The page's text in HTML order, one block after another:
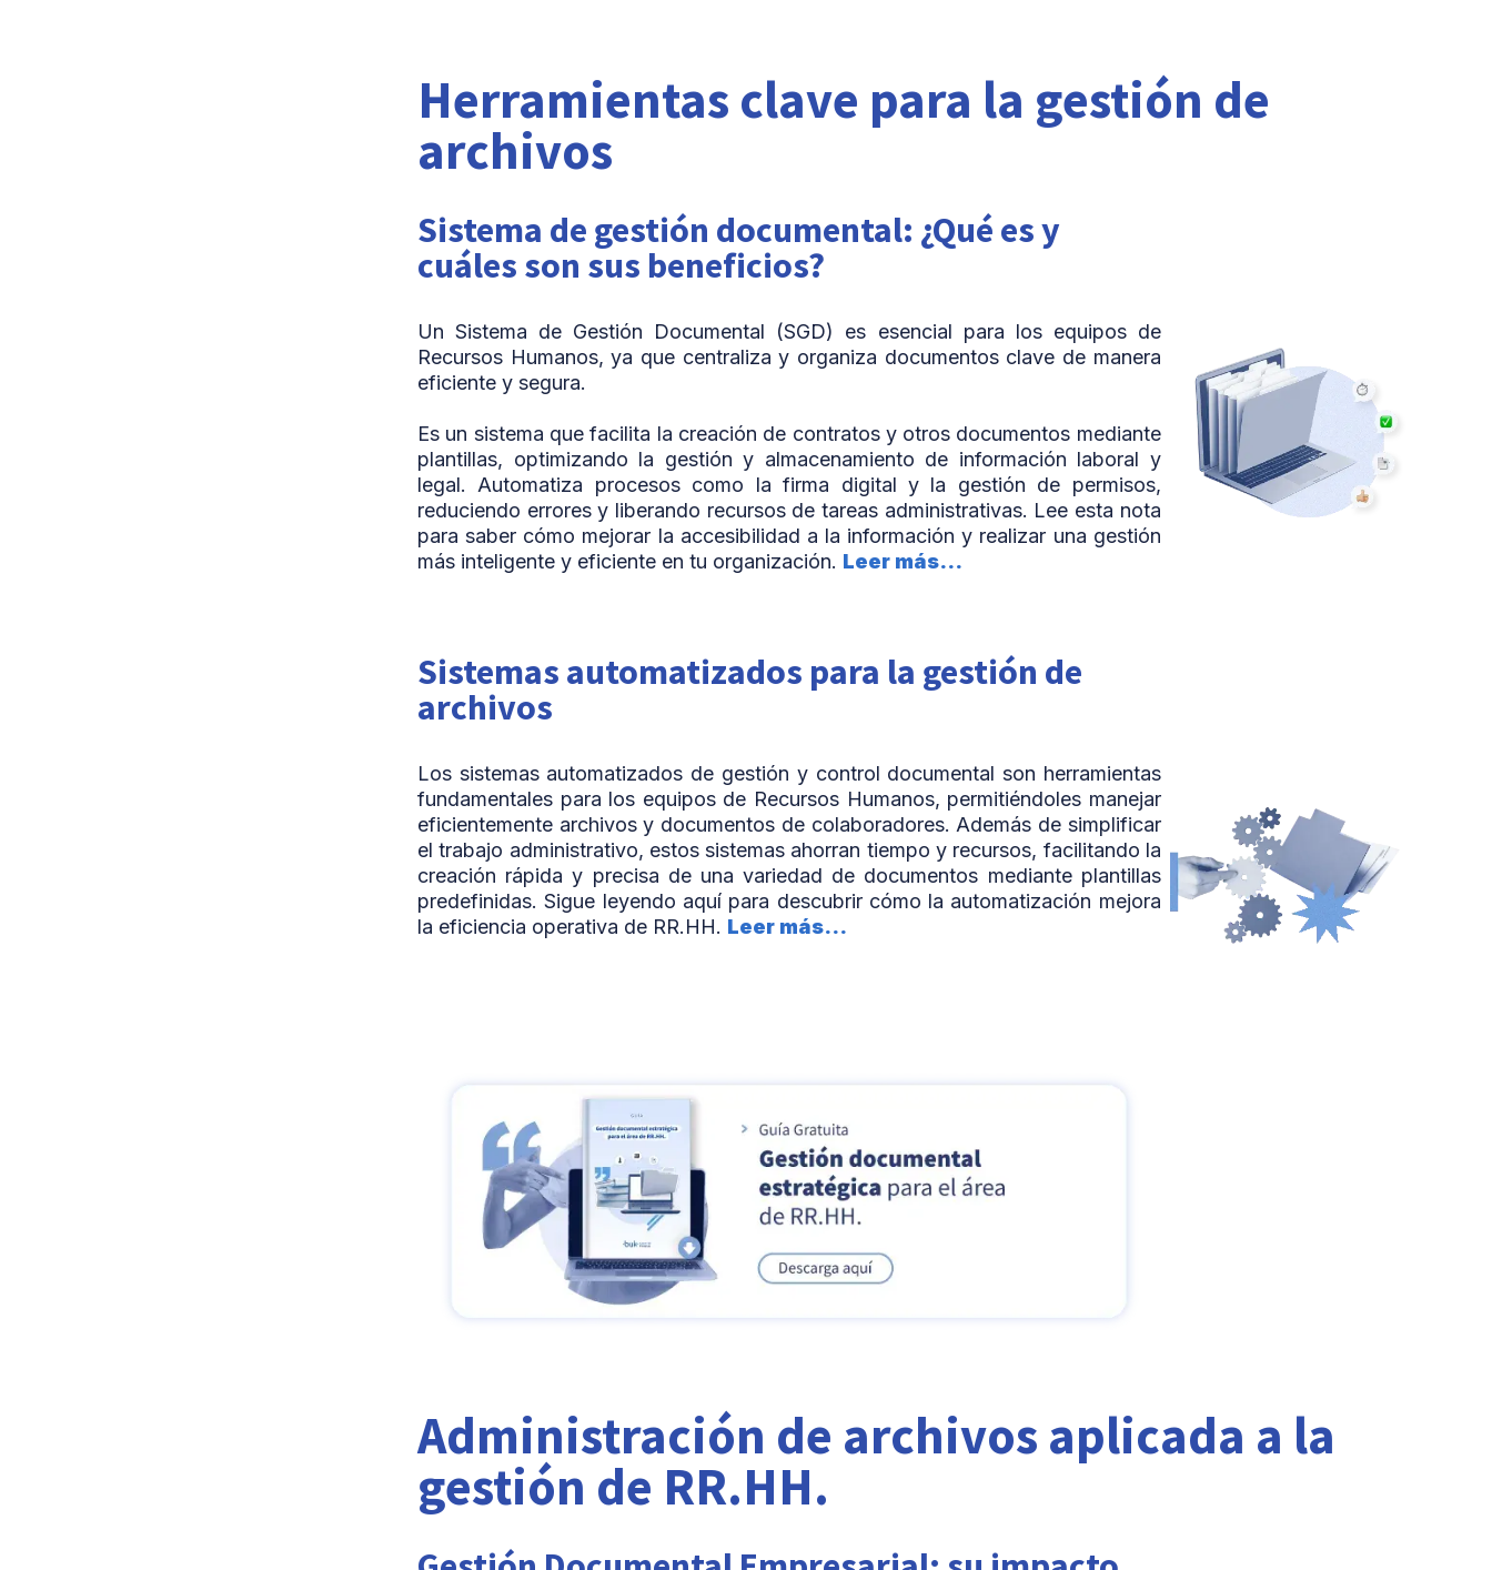
Herramientas clave para la gestión de
archivos
Sistema de gestión documental: ¿Qué es y
cuáles son sus beneficios?
Un Sistema de Gestión Documental (SGD) es esencial para los equipos de
Recursos Humanos, ya que centraliza y organiza documentos clave de manera
eficiente y segura.
Es un sistema que facilita la creación de contratos y otros documentos mediante
plantillas, optimizando la gestión y almacenamiento de información laboral y
legal. Automatiza procesos como la firma digital y la gestión de permisos,
reduciendo errores y liberando recursos de tareas administrativas. Lee esta nota
para saber cómo mejorar la accesibilidad a la información y realizar una gestión
más inteligente y eficiente en tu organización. Leer más...
Sistemas automatizados para la gestión de
archivos
Los sistemas automatizados de gestión y control documental son herramientas
fundamentales para los equipos de Recursos Humanos, permitiéndoles manejar
eficientemente archivos y documentos de colaboradores. Además de simplificar
el trabajo administrativo, estos sistemas ahorran tiempo y recursos, facilitando la
creación rápida y precisa de una variedad de documentos mediante plantillas
predefinidas. Sigue leyendo aquí para descubrir cómo la automatización mejora
la eficiencia operativa de RR.HH. Leer más...
Administración de archivos aplicada a la
gestión de RR.HH.